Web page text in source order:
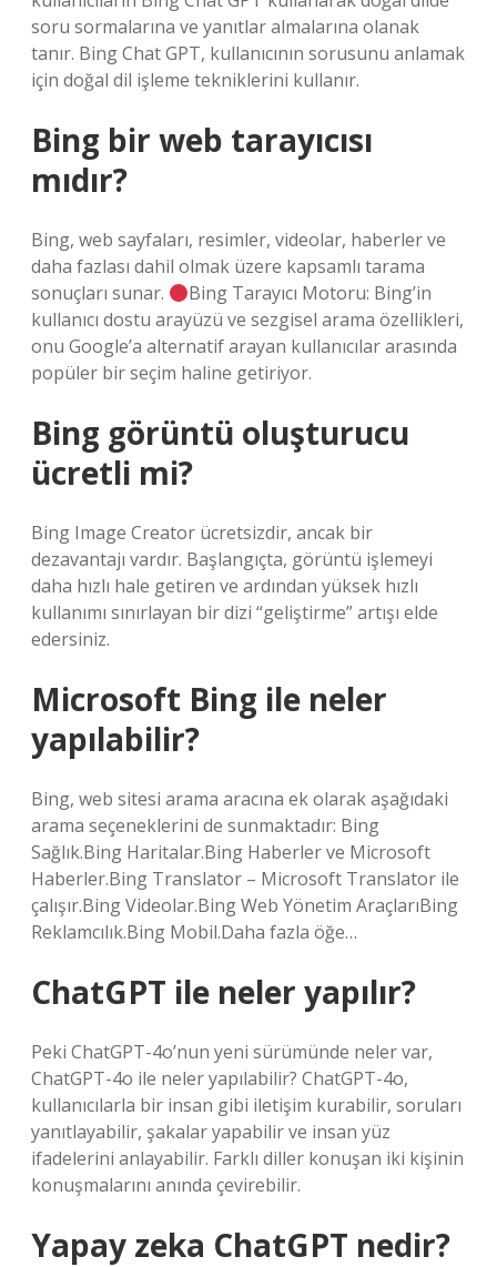
soru sormalarına ve yanıtlar almalarına olanak
tanır. Bing Chat GPT, kullanıcının sorusunu anlamak
için doğal dil işleme tekniklerini kullanır.
Bing bir web tarayıcısı
mıdır?
Bing, web sayfaları, resimler, videolar, haberler ve
daha fazlası dahil olmak üzere kapsamlı tarama
sonuçları sunar.
Bing Tarayıcı Motoru: Bing’in
kullanıcı dostu arayüzü ve sezgisel arama özellikleri,
onu Google’a alternatif arayan kullanıcılar arasında
popüler bir seçim haline getiriyor.
Bing görüntü oluşturucu
ücretli mi?
Bing Image Creator ücretsizdir, ancak bir
dezavantajı vardır. Başlangıçta, görüntü işlemeyi
daha hızlı hale getiren ve ardından yüksek hızlı
kullanımı sınırlayan bir dizi “geliştirme” artışı elde
edersiniz.
Microsoft Bing ile neler
yapılabilir?
Bing, web sitesi arama aracına ek olarak aşağıdaki
arama seçeneklerini de sunmaktadır: Bing
Sağlık.Bing Haritalar.Bing Haberler ve Microsoft
Haberler.Bing Translator – Microsoft Translator ile
çalışır.Bing Videolar.Bing Web Yönetim AraçlarıBing
Reklamcılık.Bing Mobil.Daha fazla öğe…
ChatGPT ile neler yapılır?
Peki ChatGPT-4o’nun yeni sürümünde neler var,
ChatGPT-4o ile neler yapılabilir? ChatGPT-4o,
kullanıcılarla bir insan gibi iletişim kurabilir, soruları
yanıtlayabilir, şakalar yapabilir ve insan yüz
ifadelerini anlayabilir. Farklı diller konuşan iki kişinin
konuşmalarını anında çevirebilir.
Yapay zeka ChatGPT nedir?